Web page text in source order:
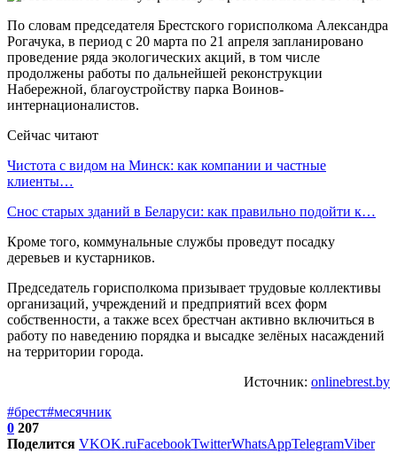
По словам председателя Брестского горисполкома Александра
Рогачука, в период с 20 марта по 21 апреля запланировано
проведение ряда экологических акций, в том числе
продолжены работы по дальнейшей реконструкции
Набережной, благоустройству парка Воинов-
интернационалистов.
Сейчас читают
Чистота с видом на Минск: как компании и частные
клиенты…
Снос старых зданий в Беларуси: как правильно подойти к…
Кроме того, коммунальные службы проведут посадку
деревьев и кустарников.
Председатель горисполкома призывает трудовые коллективы
организаций, учреждений и предприятий всех форм
собственности, а также всех брестчан активно включиться в
работу по наведению порядка и высадке зелёных насаждений
на территории города.
Источник: onlinebrest.by
#брест#месячник
0 207
Поделится VKOK.ruFacebookTwitterWhatsAppTelegramViber